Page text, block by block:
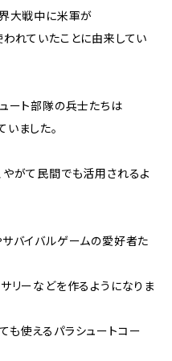
大戦中に米軍が
れていたことに由来してい
ート部隊の兵士たちは
ました。
がて民間でも活用されるよ
バイバルゲームの愛好者た
リーなどを作るようになりま
も使えるパラシュートコー